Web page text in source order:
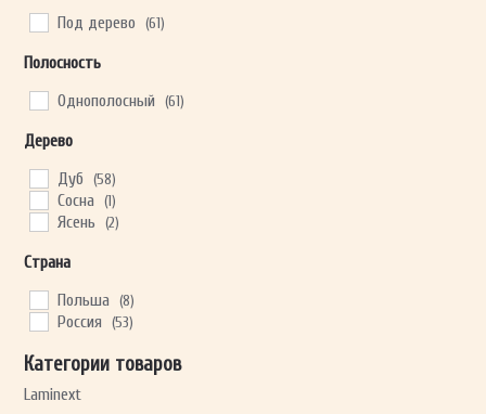
Под дерево
(61)
Полосность
Однополосный
(61)
Дерево
Дуб
(58)
Сосна (1)
Ясень (2)
Страна
Польша
(8)
Россия (53)
Категории товаров
Laminext